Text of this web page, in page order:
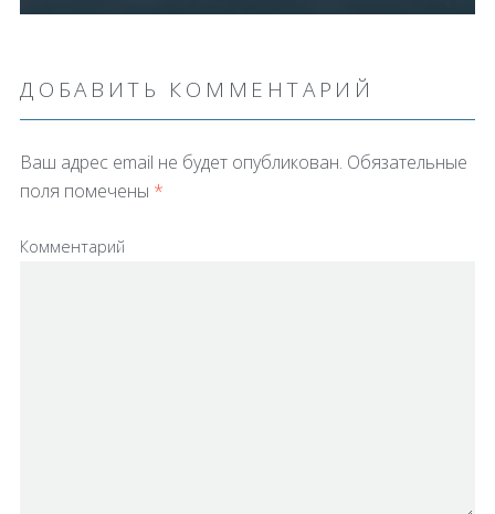
ДОБАВИТЬ КОММЕНТАРИЙ
Ваш адрес email не будет опубликован. Обязательные
поля помечены *
Комментарий